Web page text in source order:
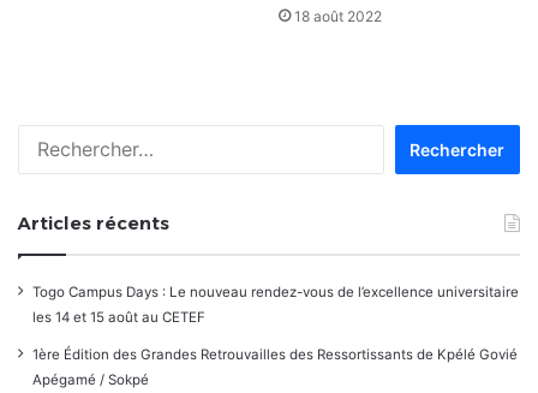
18 août 2022
Articles récents
Togo Campus Days : Le nouveau rendez-vous de l’excellence universitaire
les 14 et 15 août au CETEF
1ère Édition des Grandes Retrouvailles des Ressortissants de Kpélé Govié
Apégamé / Sokpé